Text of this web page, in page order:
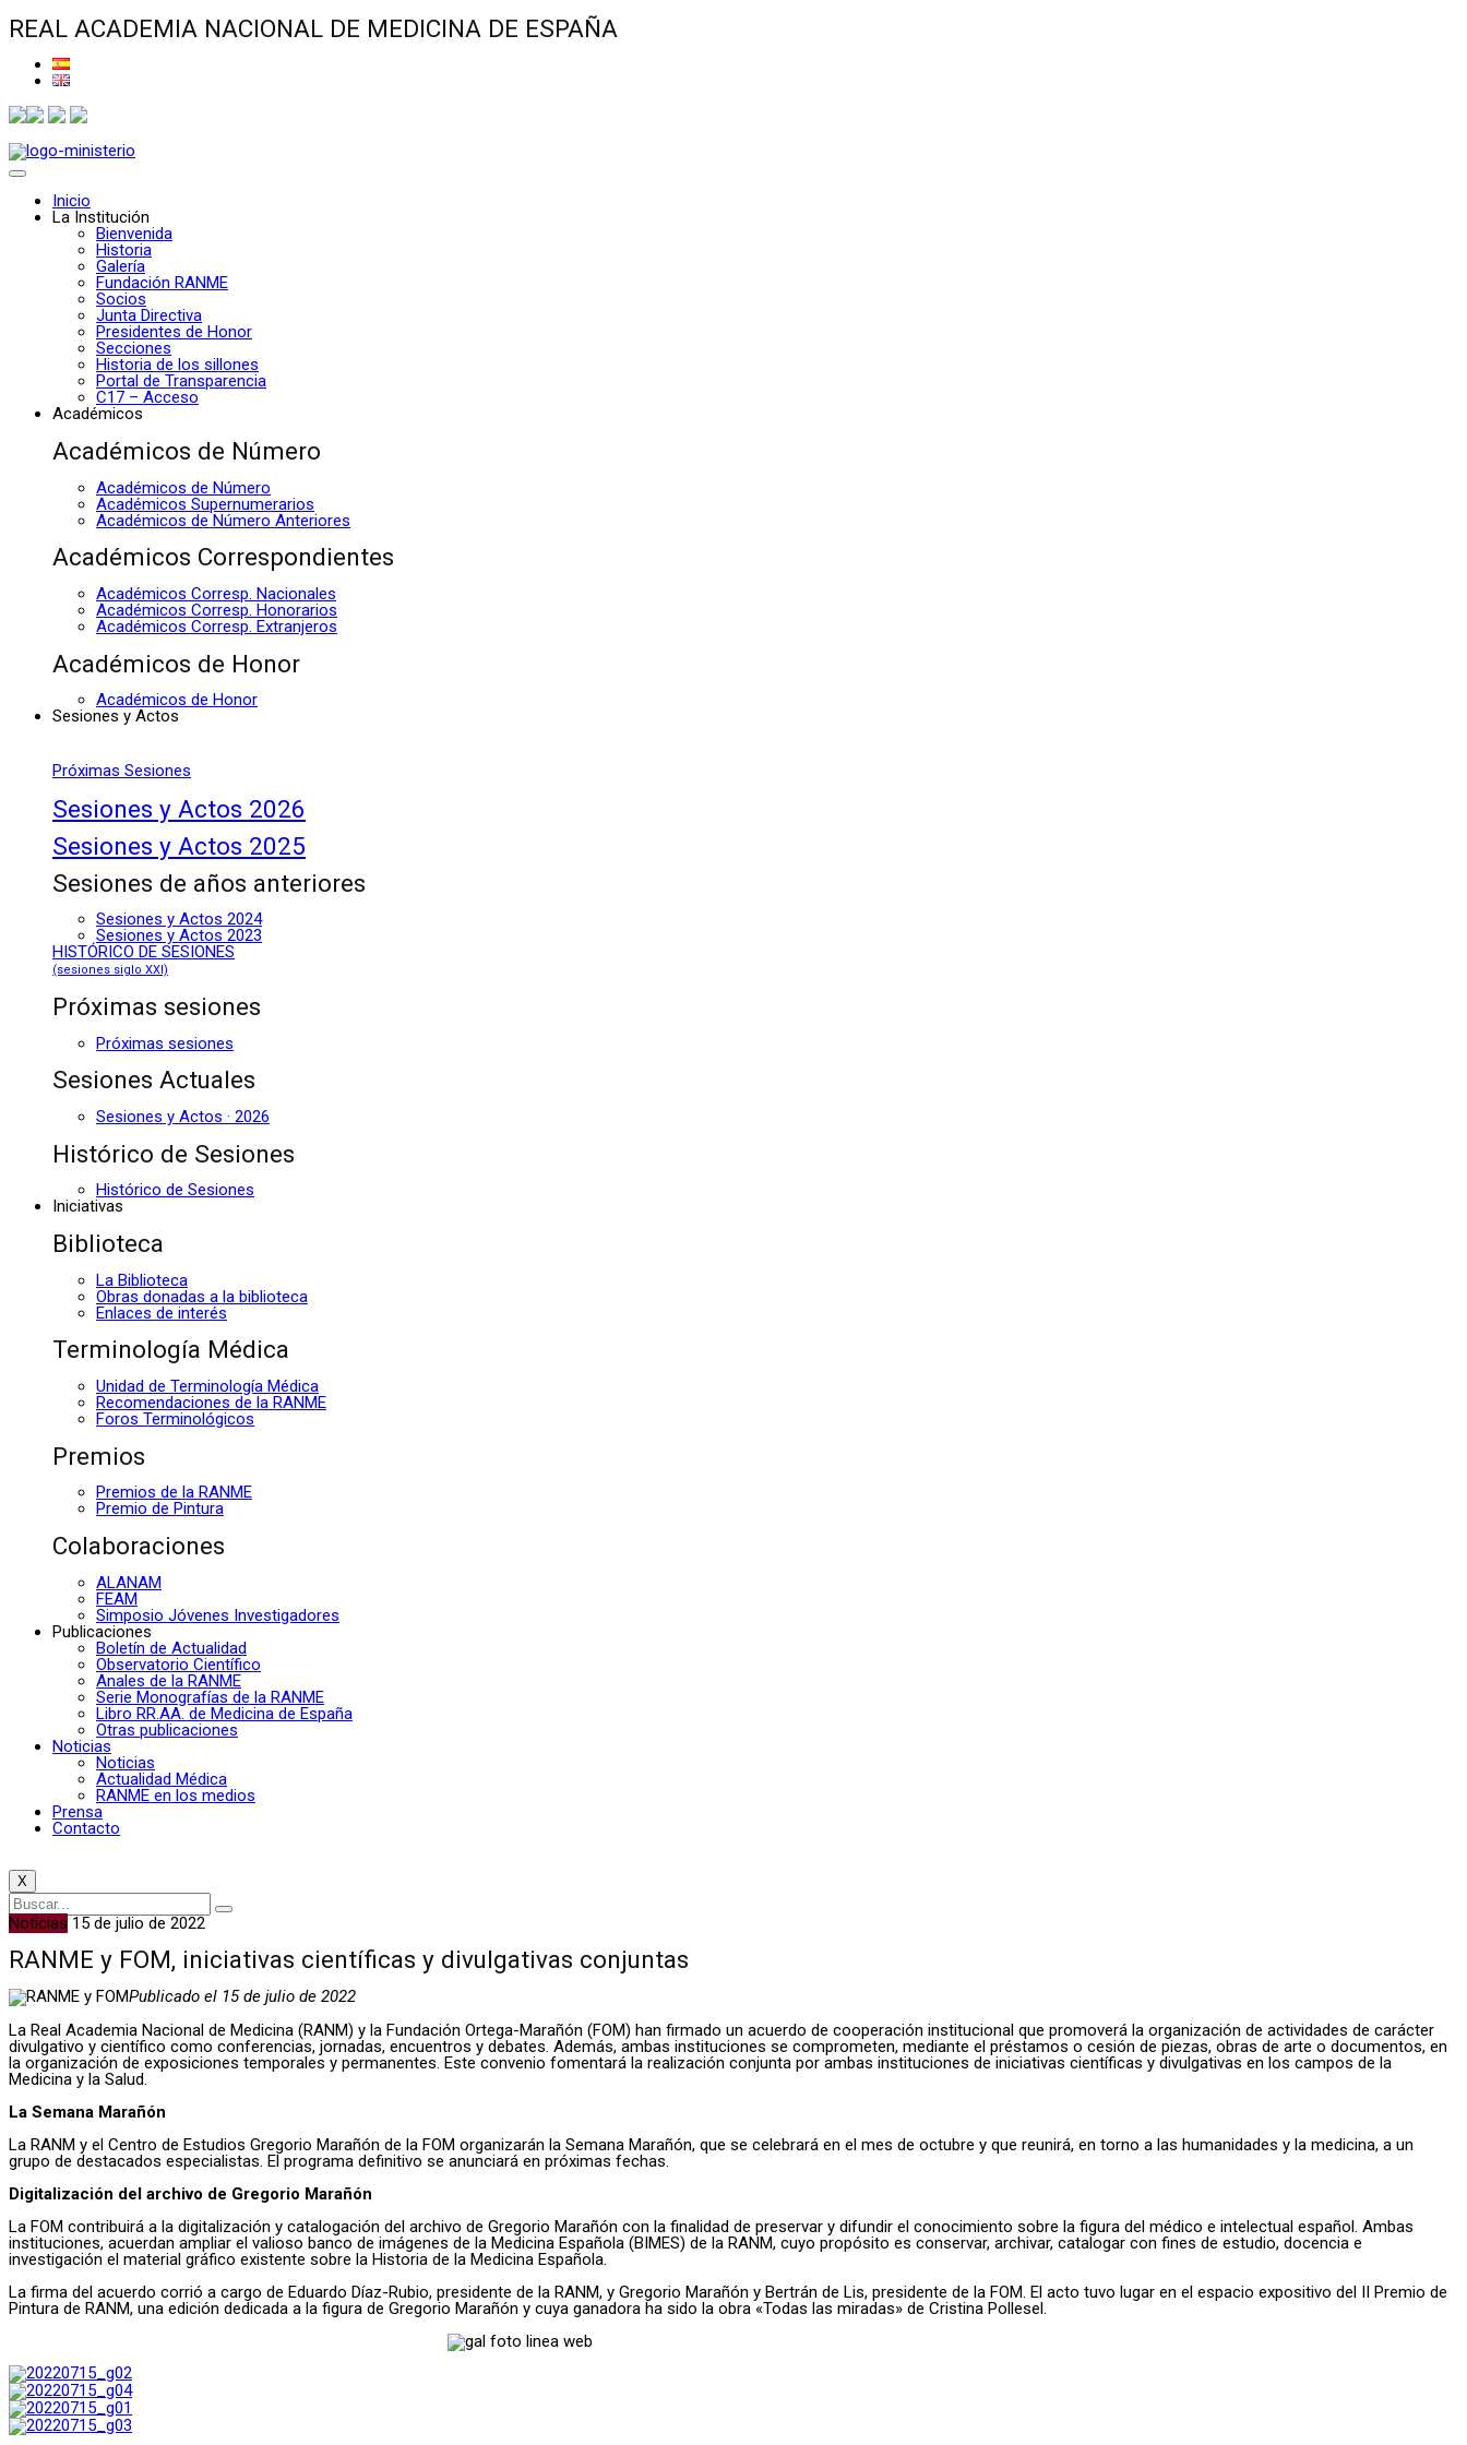
REAL ACADEMIA NACIONAL DE MEDICINA DE ESPAÑA
Inicio
La Institución
Bienvenida
Historia
Galería
Fundación RANME
Socios
Junta Directiva
Presidentes de Honor
Secciones
Historia de los sillones
Portal de Transparencia
C17 – Acceso
Académicos
Académicos de Número
Académicos de Número
Académicos Supernumerarios
Académicos de Número Anteriores
Académicos Correspondientes
Académicos Corresp. Nacionales
Académicos Corresp. Honorarios
Académicos Corresp. Extranjeros
Académicos de Honor
Académicos de Honor
Sesiones y Actos
Próximas Sesiones
Sesiones y Actos 2026
Sesiones y Actos 2025
Sesiones de años anteriores
Sesiones y Actos 2024
Sesiones y Actos 2023
HISTÓRICO DE SESIONES
(sesiones siglo XXI)
Próximas sesiones
Próximas sesiones
Sesiones Actuales
Sesiones y Actos · 2026
Histórico de Sesiones
Histórico de Sesiones
Iniciativas
Biblioteca
La Biblioteca
Obras donadas a la biblioteca
Enlaces de interés
Terminología Médica
Unidad de Terminología Médica
Recomendaciones de la RANME
Foros Terminológicos
Premios
Premios de la RANME
Premio de Pintura
Colaboraciones
ALANAM
FEAM
Simposio Jóvenes Investigadores
Publicaciones
Boletín de Actualidad
Observatorio Científico
Anales de la RANME
Serie Monografías de la RANME
Libro RR.AA. de Medicina de España
Otras publicaciones
Noticias
Noticias
Actualidad Médica
RANME en los medios
Prensa
Contacto
X
Noticias 15 de julio de 2022
RANME y FOM, iniciativas científicas y divulgativas conjuntas
Publicado el 15 de julio de 2022
La Real Academia Nacional de Medicina (RANM) y la Fundación Ortega-Marañón (FOM) han firmado un acuerdo de cooperación institucional que promoverá la organización de actividades de carácter
divulgativo y científico como conferencias, jornadas, encuentros y debates. Además, ambas instituciones se comprometen, mediante el préstamos o cesión de piezas, obras de arte o documentos, en
la organización de exposiciones temporales y permanentes. Este convenio fomentará la realización conjunta por ambas instituciones de iniciativas científicas y divulgativas en los campos de la
Medicina y la Salud.
La Semana Marañón
La RANM y el Centro de Estudios Gregorio Marañón de la FOM organizarán la Semana Marañón, que se celebrará en el mes de octubre y que reunirá, en torno a las humanidades y la medicina, a un
grupo de destacados especialistas. El programa definitivo se anunciará en próximas fechas.
Digitalización del archivo de Gregorio Marañón
La FOM contribuirá a la digitalización y catalogación del archivo de Gregorio Marañón con la finalidad de preservar y difundir el conocimiento sobre la figura del médico e intelectual español. Ambas
instituciones, acuerdan ampliar el valioso banco de imágenes de la Medicina Española (BIMES) de la RANM, cuyo propósito es conservar, archivar, catalogar con fines de estudio, docencia e
investigación el material gráfico existente sobre la Historia de la Medicina Española.
La firma del acuerdo corrió a cargo de Eduardo Díaz-Rubio, presidente de la RANM, y Gregorio Marañón y Bertrán de Lis, presidente de la FOM. El acto tuvo lugar en el espacio expositivo del II Premio de
Pintura de RANM, una edición dedicada a la figura de Gregorio Marañón y cuya ganadora ha sido la obra «Todas las miradas» de Cristina Pollesel.